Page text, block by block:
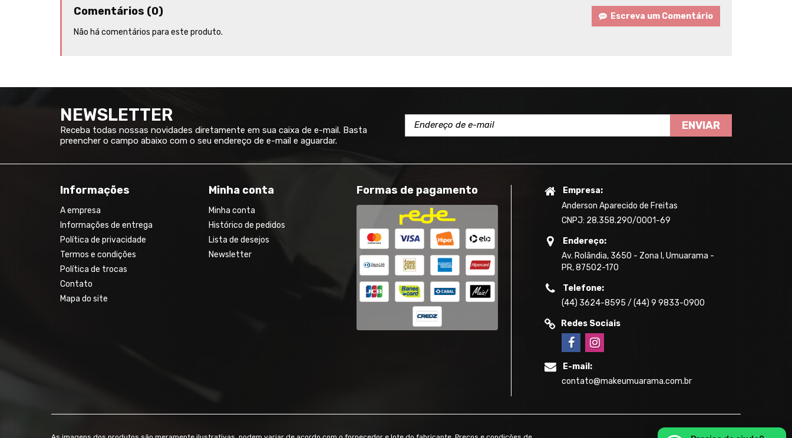
Comentários (0)
Escreva um Comentário
Não há comentários para este produto.
NEWSLETTER
Receba todas nossas novidades diretamente em sua caixa de e-mail. Basta
preencher o campo abaixo com o seu endereço de e-mail e aguardar.
ENVIAR
Informações
A empresa
Informações de entrega
Política de privacidade
Termos e condições
Política de trocas
Contato
Mapa do site
Minha conta
Minha conta
Histórico de pedidos
Lista de desejos
Newsletter
Formas de pagamento
Empresa:
Anderson Aparecido de Freitas
CNPJ: 28.358.290/0001-69
Endereço:
Av. Rolândia, 3650 - Zona I, Umuarama -
PR, 87502-170
Telefone:
(44) 3624-8595 / (44) 9 9833-0900
Redes Sociais
E-mail:
contato@makeumuarama.com.br